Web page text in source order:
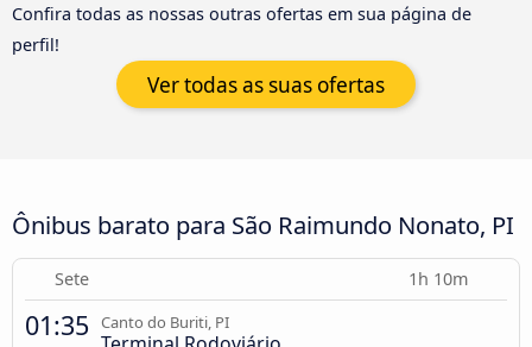
Confira todas as nossas outras ofertas em sua página de
perfil!
Ver todas as suas ofertas
Ônibus barato para São Raimundo Nonato, PI
Sete 1h 10m
01:35 Canto do Buriti, PI